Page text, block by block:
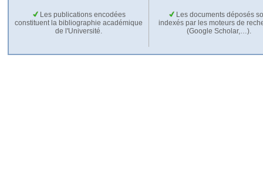
Les publications encodées
constituent la bibliographie académique
de l'Université.
Les documents déposés
indexés par les moteurs de
(Google Scholar,…).